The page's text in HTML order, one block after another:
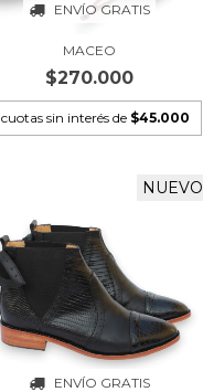
ENVÍO GRATIS
MACEO
$270.000
cuotas sin interés de $45.000
ENVÍO GRATIS
NUEVO